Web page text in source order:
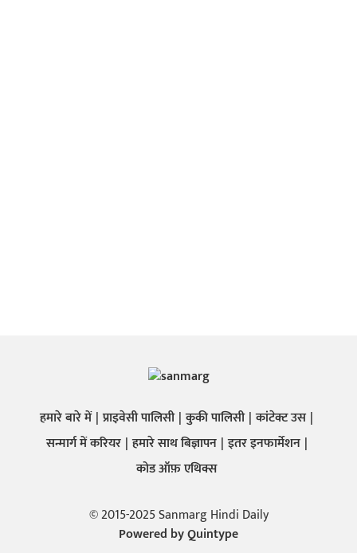
हमारे बारे में प्राइवेसी पालिसी कुकी पालिसी कांटेक्ट उस
सन्मार्ग में करियर हमारे साथ बिज्ञापन इतर इनफार्मेशन
कोड ऑफ़ एथिक्स
© 2015-2025 Sanmarg Hindi Daily
Powered byQuintype